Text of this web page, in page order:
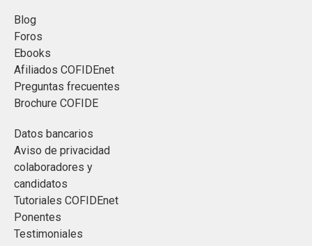
Blog
Foros
Ebooks
Afiliados COFIDEnet
Preguntas frecuentes
Brochure COFIDE
Datos bancarios
Aviso de privacidad
colaboradores y
candidatos
Tutoriales COFIDEnet
Ponentes
Testimoniales